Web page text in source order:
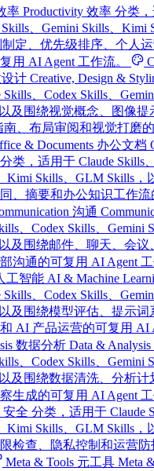
率 Productivity 效率 分类
Skills、Gemini Skills、Kimi
定、优先级排序、个人
用 AI Agent 工作流。
设计 Creative, Design &
、Codex Skills、
及围绕视觉概念、图像提
、布局审阅和视觉打磨
& Documents 办公文档
类，适用于 Claude Skills
Kimi Skills、GLM Skills，
、摘要和办公知识工作
沟通
、Codex Skills、Gemini
及围绕邮件、聊天、会议
沟通的可复用 AI Agent 工
工智能 AI & Machine
、Codex Skills、
及围绕模型评估、提示词
AI 产品运营的可复用 AI
数据分析 Data &
、Codex Skills、Gemini
及围绕数据清洗、分析计
生成的可复用 AI Agent 工
安全 分类，适用于 Claude
Kimi Skills、GLM Skills，
检查、隐私控制和运营防
Meta & Tools 元工具 Meta